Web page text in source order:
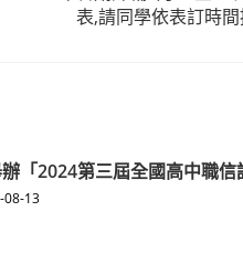
表,請同學依表訂時
「2024第三屆全國高中職信
08-13